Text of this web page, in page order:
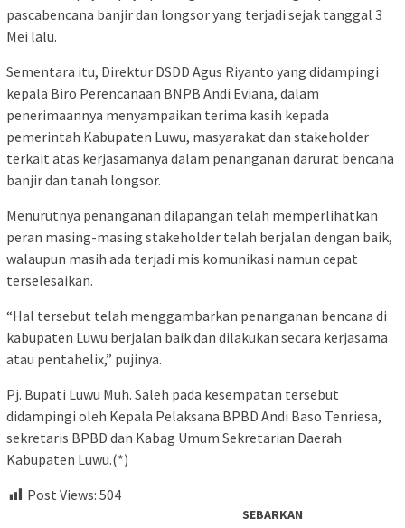
pascabencana banjir dan longsor yang terjadi sejak tanggal 3
Mei lalu.
Sementara itu, Direktur DSDD Agus Riyanto yang didampingi
kepala Biro Perencanaan BNPB Andi Eviana, dalam
penerimaannya menyampaikan terima kasih kepada
pemerintah Kabupaten Luwu, masyarakat dan stakeholder
terkait atas kerjasamanya dalam penanganan darurat bencana
banjir dan tanah longsor.
Menurutnya penanganan dilapangan telah memperlihatkan
peran masing-masing stakeholder telah berjalan dengan baik,
walaupun masih ada terjadi mis komunikasi namun cepat
terselesaikan.
“Hal tersebut telah menggambarkan penanganan bencana di
kabupaten Luwu berjalan baik dan dilakukan secara kerjasama
atau pentahelix,” pujinya.
Pj. Bupati Luwu Muh. Saleh pada kesempatan tersebut
didampingi oleh Kepala Pelaksana BPBD Andi Baso Tenriesa,
sekretaris BPBD dan Kabag Umum Sekretarian Daerah
Kabupaten Luwu.(*)
Post Views: 504
SEBARKAN